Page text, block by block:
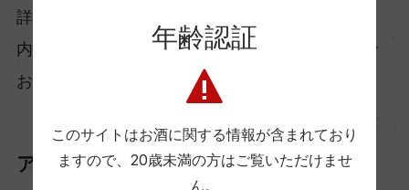
詳しくは、
内の『遅摘み法（シュペートレーゼ）の発見』で
お伝えします。
アウスレーゼ（Auslese）
年齢認証
このサイトはお酒に関する情報が含まれており
ますので、 20歳未満の方はご覧いただけませ
ん。